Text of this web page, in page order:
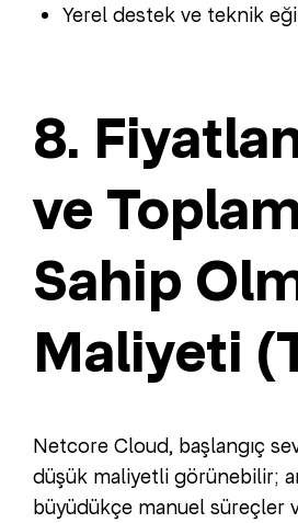
Yerel destek ve teknik
8.
ve
Sahip
Maliyeti
Netcore Cloud, başlangıç
düşük maliyetli görünebilir;
büyüdükçe manuel süreçler